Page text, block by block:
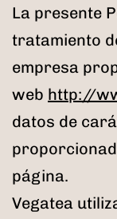
La presente
tratamiento
empresa
web http://
datos de
página.
Vegatea